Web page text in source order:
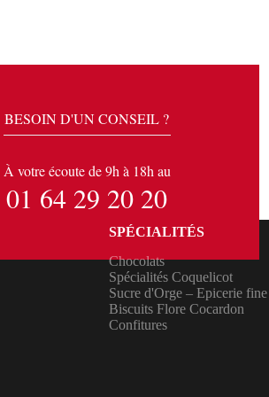
BESOIN D'UN CONSEIL ?
À votre écoute de 9h à 18h au
01 64 29 20 20
SPÉCIALITÉS
Chocolats
Spécialités Coquelicot
Sucre d'Orge – Epicerie fine
Biscuits Flore Cocardon
Confitures